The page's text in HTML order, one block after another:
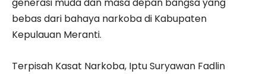
bebas dari bahaya narkoba di Kabupaten
Kepulauan Meranti.
Terpisah Kasat Narkoba, Iptu Suryawan Fadlin